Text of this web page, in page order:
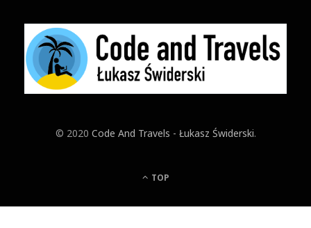
© 2020 Code And Travels - Łukasz Świderski.
TOP